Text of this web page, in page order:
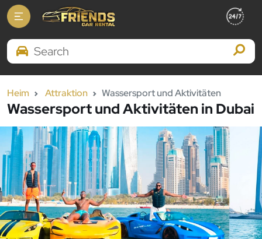
Search Brands
Heim Attraktion Wassersport und Aktivitäten
Wassersport und Aktivitäten in Dubai